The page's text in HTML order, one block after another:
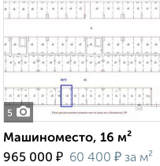
5
Машиноместо, 16 м²
965 000 ₽ 60 400 ₽ за м²